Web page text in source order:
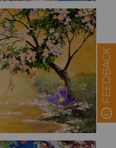
FEEDBACK